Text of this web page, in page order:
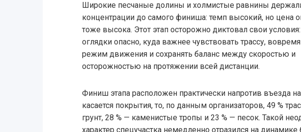
Широкие песчаные долины и холмистые равнины
концентрации до самого финиша: темп высокий, но цена
тоже высока. Этот этап осторожно диктовал свои условия:
оглядки опасно, куда важнее чувствовать трассу,
режим движения и сохранять баланс между скоростью и
осторожностью на протяжении всей дистанции.
Финиш этапа расположен практически напротив въезда
касается покрытия, то, по данным организаторов, 49 %
грунт, 28 % — каменистые тропы и 23 % — песок. Такой
характер спецучастка немедленно отразился на